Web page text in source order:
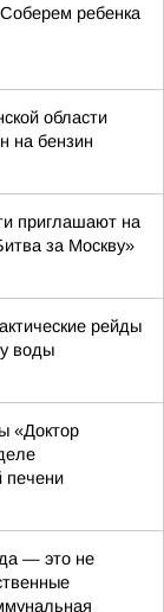
ребенка
области
на бензин
приглашают на
за Москву»
рейды
воды
«Доктор
печени
— это не